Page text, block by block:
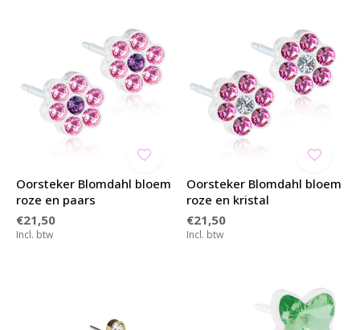
Oorsteker Blomdahl bloem
roze en paars
€21,50
Incl. btw
Oorsteker Blomdahl bloem
roze en kristal
€21,50
Incl. btw